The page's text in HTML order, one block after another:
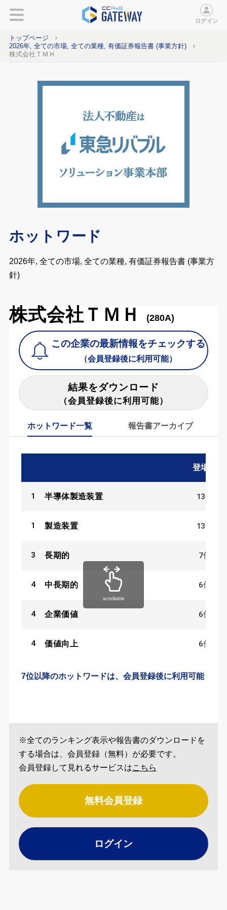
ログイン
トップページ
2026年, 全ての市場, 全ての業種, 有価証券報告書 (事業方針)
株式会社ＴＭＨ
ホットワード
2026年, 全ての市場, 全ての業種, 有価証券報告書 (事業方
針)
株式会社ＴＭＨ (280A)
この企業の最新情報をチェックする
（会員登録後に利用可能）
結果をダウンロード
（会員登録後に利用可能）
ホットワード一覧 報告書アーカイブ
登場数
1 半導体製造装置 13件
1 製造装置 13件
3 長期的 7件
4 中長期的 6件
4 企業価値 6件
4 価値向上 6件
7位以降のホットワードは、会員登録後に利用可能
scrollable
※全てのランキング表示や報告書のダウンロードを
する場合は、会員登録（無料）が必要です。
会員登録して見れるサービスはこちら
無料会員登録
ログイン